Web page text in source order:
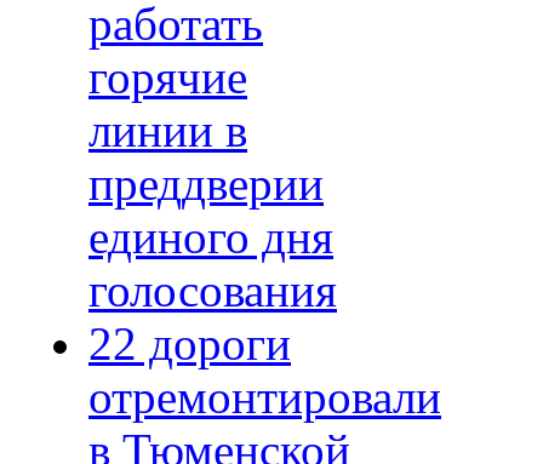
работать
горячие
линии в
преддверии
единого дня
голосования
22 дороги
отремонтировали
в Тюменской